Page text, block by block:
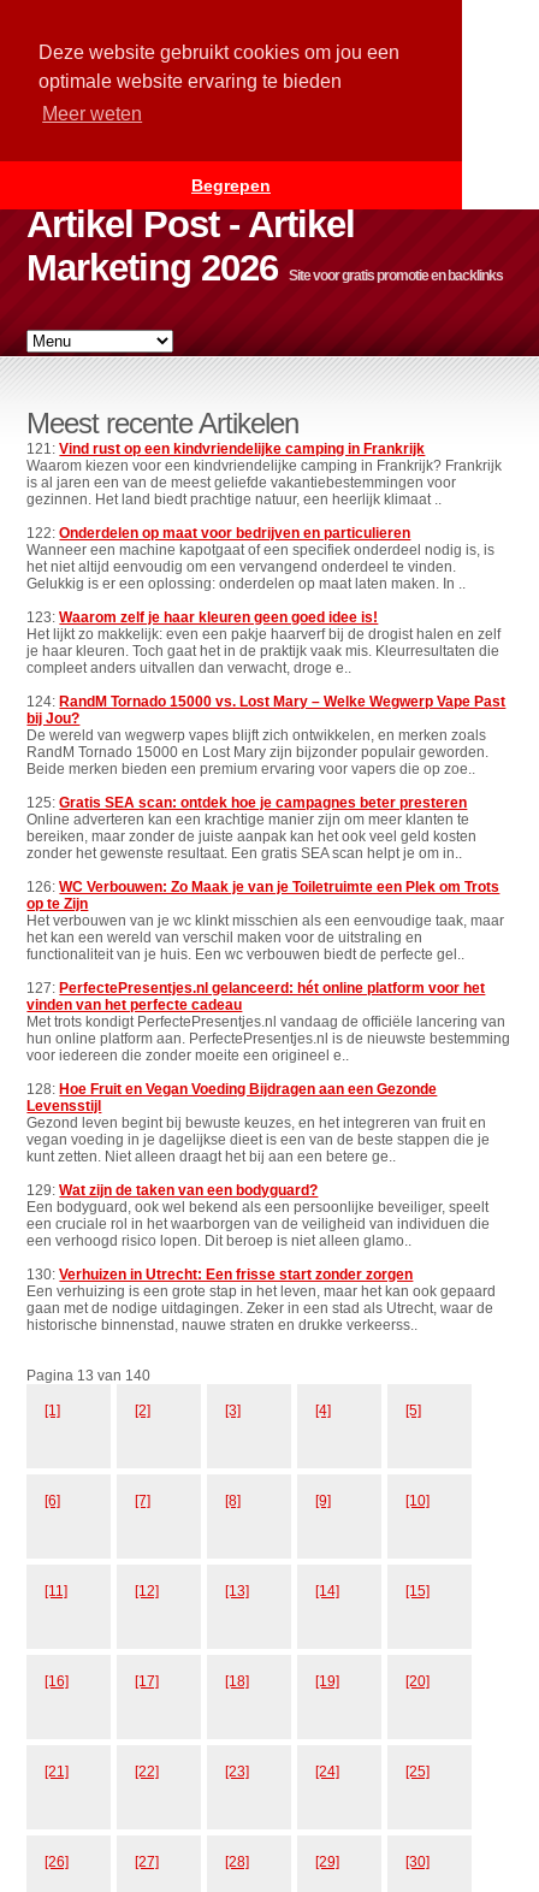
Deze website gebruikt cookies om jou een
optimale website ervaring te bieden
Meer weten
Begrepen
Artikel Post - Artikel
Marketing 2026
Site voor gratis promotie en backlinks
Meest recente Artikelen
121:Vind rust op een kindvriendelijke camping in Frankrijk
Waarom kiezen voor een kindvriendelijke camping in Frankrijk? Frankrijk
is al jaren een van de meest geliefde vakantiebestemmingen voor
gezinnen. Het land biedt prachtige natuur, een heerlijk klimaat ..
122:Onderdelen op maat voor bedrijven en particulieren
Wanneer een machine kapotgaat of een specifiek onderdeel nodig is, is
het niet altijd eenvoudig om een vervangend onderdeel te vinden.
Gelukkig is er een oplossing: onderdelen op maat laten maken. In ..
123:Waarom zelf je haar kleuren geen goed idee is!
Het lijkt zo makkelijk: even een pakje haarverf bij de drogist halen en zelf
je haar kleuren. Toch gaat het in de praktijk vaak mis. Kleurresultaten die
compleet anders uitvallen dan verwacht, droge e..
124:RandM Tornado 15000 vs. Lost Mary – Welke Wegwerp Vape Past
bij Jou?
De wereld van wegwerp vapes blijft zich ontwikkelen, en merken zoals
RandM Tornado 15000 en Lost Mary zijn bijzonder populair geworden.
Beide merken bieden een premium ervaring voor vapers die op zoe..
125:Gratis SEA scan: ontdek hoe je campagnes beter presteren
Online adverteren kan een krachtige manier zijn om meer klanten te
bereiken, maar zonder de juiste aanpak kan het ook veel geld kosten
zonder het gewenste resultaat. Een gratis SEA scan helpt je om in..
126:WC Verbouwen: Zo Maak je van je Toiletruimte een Plek om Trots
op te Zijn
Het verbouwen van je wc klinkt misschien als een eenvoudige taak, maar
het kan een wereld van verschil maken voor de uitstraling en
functionaliteit van je huis. Een wc verbouwen biedt de perfecte gel..
127:PerfectePresentjes.nl gelanceerd: hét online platform voor het
vinden van het perfecte cadeau
Met trots kondigt PerfectePresentjes.nl vandaag de officiële lancering van
hun online platform aan. PerfectePresentjes.nl is de nieuwste bestemming
voor iedereen die zonder moeite een origineel e..
128:Hoe Fruit en Vegan Voeding Bijdragen aan een Gezonde
Levensstijl
Gezond leven begint bij bewuste keuzes, en het integreren van fruit en
vegan voeding in je dagelijkse dieet is een van de beste stappen die je
kunt zetten. Niet alleen draagt het bij aan een betere ge..
129:Wat zijn de taken van een bodyguard?
Een bodyguard, ook wel bekend als een persoonlijke beveiliger, speelt
een cruciale rol in het waarborgen van de veiligheid van individuen die
een verhoogd risico lopen. Dit beroep is niet alleen glamo..
130:Verhuizen in Utrecht: Een frisse start zonder zorgen
Een verhuizing is een grote stap in het leven, maar het kan ook gepaard
gaan met de nodige uitdagingen. Zeker in een stad als Utrecht, waar de
historische binnenstad, nauwe straten en drukke verkeerss..
Pagina 13 van 140
[1] [2] [3] [4] [5]
[6] [7] [8] [9] [10]
[11] [12] [13] [14] [15]
[16] [17] [18] [19] [20]
[21] [22] [23] [24] [25]
[26] [27] [28] [29] [30]